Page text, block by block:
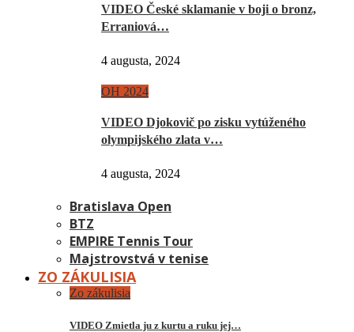
VIDEO České sklamanie v boji o bronz,
Erraniová…
4 augusta, 2024
OH 2024
VIDEO Djokovič po zisku vytúženého
olympijského zlata v…
4 augusta, 2024
Bratislava Open
BTZ
EMPIRE Tennis Tour
Majstrovstvá v tenise
ZO ZÁKULISIA
Zo zákulisia
VIDEO Zmietla ju z kurtu a ruku jej…